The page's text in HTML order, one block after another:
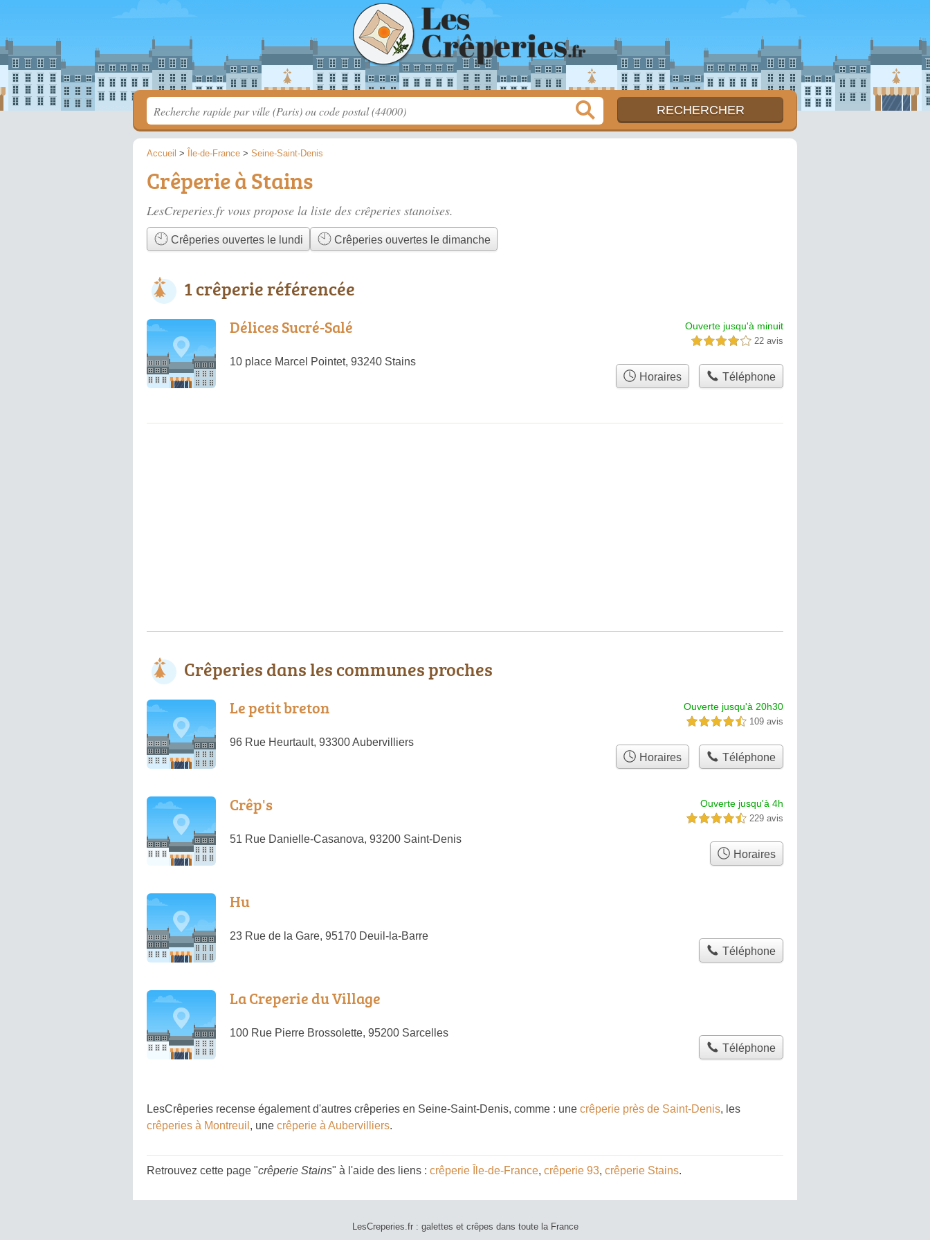
Accueil > Île-de-France > Seine-Saint-Denis
Crêperie à Stains
LesCreperies.fr vous propose la liste des crêperies stanoises.
Crêperies ouvertes le lundi Crêperies ouvertes le dimanche
1 crêperie référencée
Délices Sucré-Salé
10 place Marcel Pointet, 93240 Stains
Ouverte jusqu'à minuit
4,0 étoiles sur 5 22 avis
Horaires Téléphone
Crêperies dans les communes proches
Le petit breton
96 Rue Heurtault, 93300 Aubervilliers
Ouverte jusqu'à 20h30
4,5 étoiles sur 5 109 avis
Horaires Téléphone
Crêp's
51 Rue Danielle-Casanova, 93200 Saint-Denis
Ouverte jusqu'à 4h
4,5 étoiles sur 5 229 avis
Horaires
Hu
23 Rue de la Gare, 95170 Deuil-la-Barre
Téléphone
La Creperie du Village
100 Rue Pierre Brossolette, 95200 Sarcelles
Téléphone
LesCrêperies recense également d'autres crêperies en Seine-Saint-Denis, comme : une crêperie près de Saint-Denis, les
crêperies à Montreuil , une crêperie à Aubervilliers.
Retrouvez cette page "crêperie Stains" à l'aide des liens : crêperie Île-de-France, crêperie 93, crêperie Stains.
LesCreperies.fr : galettes et crêpes dans toute la France